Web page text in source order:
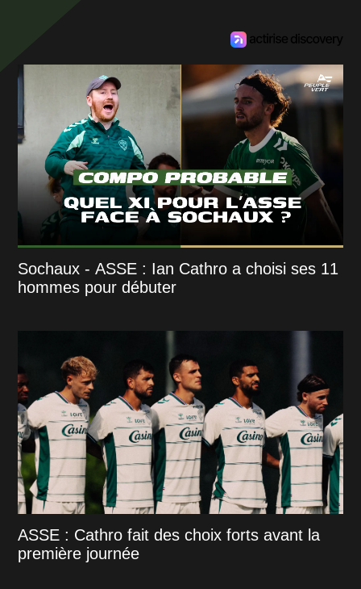
Sochaux - ASSE : Ian Cathro a choisi ses 11
hommes pour débuter
ASSE : Cathro fait des choix forts avant la
première journée